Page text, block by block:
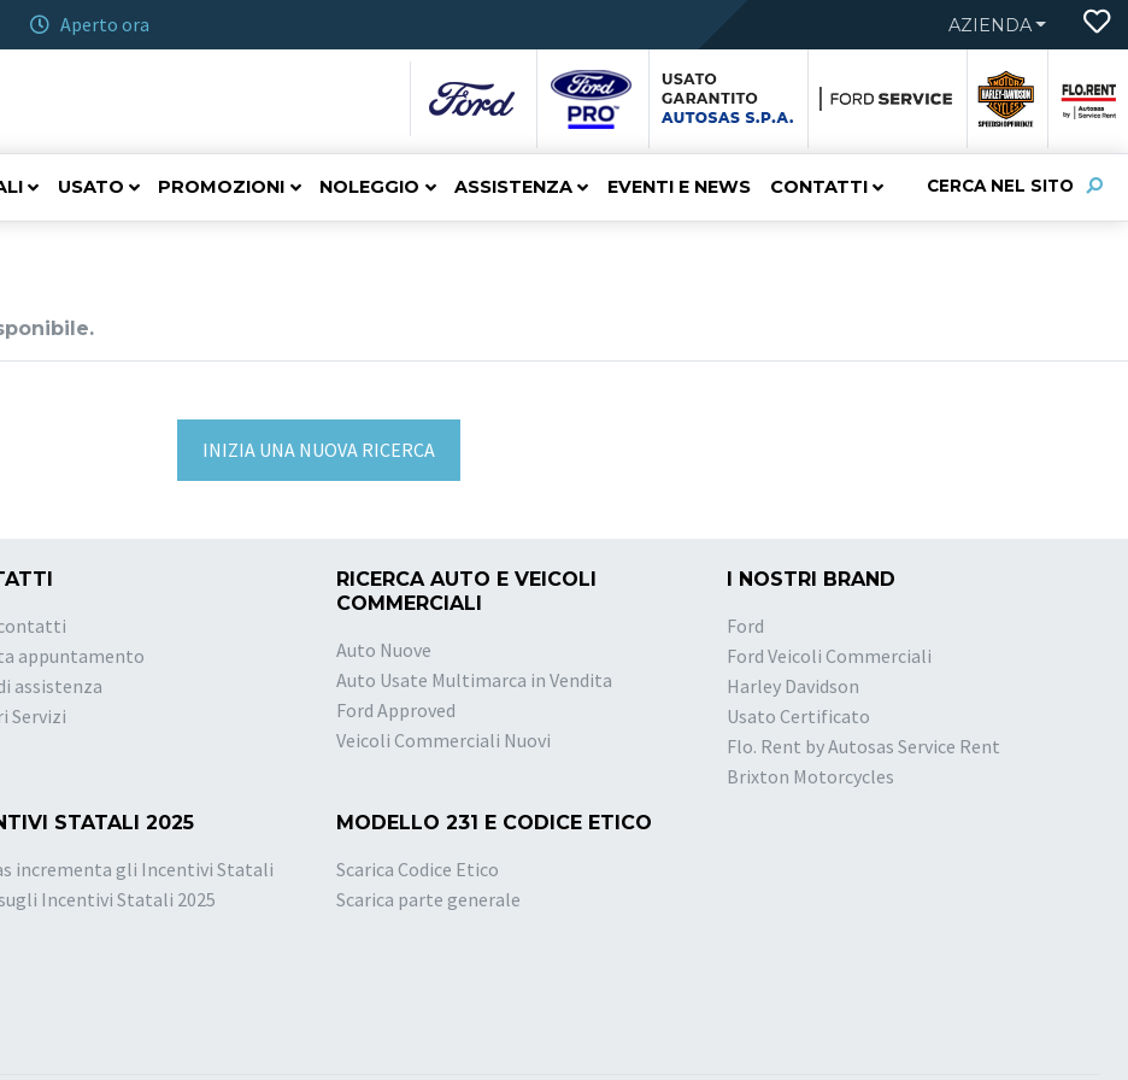
Aperto ora AZIENDA
CERCA NEL SITO
USATO PROMOZIONI NOLEGGIO ASSISTENZA EVENTI E NEWS CONTATTI
INIZIA UNA NUOVA RICERCA
appuntamento
assistenza
Servizi
RICERCA AUTO E VEICOLI
COMMERCIALI
Auto Nuove
Auto Usate Multimarca in Vendita
Ford Approved
Veicoli Commerciali Nuovi
I NOSTRI BRAND
Ford
Ford Veicoli Commerciali
Harley Davidson
Usato Certificato
Flo. Rent by Autosas Service Rent
Brixton Motorcycles
STATALI 2025
incrementa gli Incentivi Statali
Incentivi Statali 2025
MODELLO 231 E CODICE ETICO
Scarica Codice Etico
Scarica parte generale